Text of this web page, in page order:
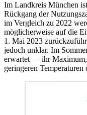
Im Landkreis München
Rückgang der
im Vergleich zu 2022
möglicherweise auf die
1. Mai 2023
jedoch unklar. Im
erwartet — ihr
geringeren Temperaturen